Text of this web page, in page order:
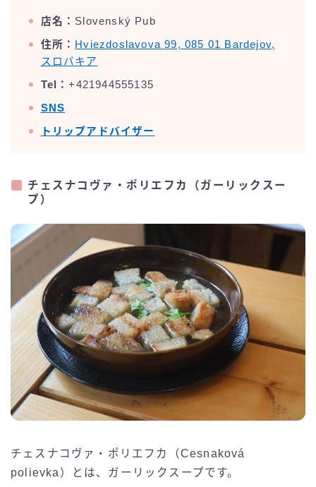
店名： Slovenský Pub
住所： Hviezdoslavova 99, 085 01 Bardejov,
スロバキア
Tel：+421944555135
SNS
トリップアドバイザー
チェスナコヴァ・ポリエフカ（ガーリックスー
プ）
チェスナコヴァ・ポリエフカ（Cesnaková
polievka）とは、ガーリックスープです。